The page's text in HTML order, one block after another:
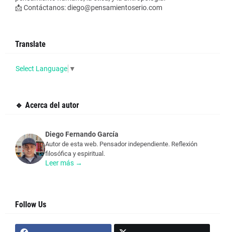
📩 Contáctanos: diego@pensamientoserio.com
Translate
Select Language ▼
🔹 Acerca del autor
Diego Fernando García
Autor de esta web. Pensador independiente. Reflexión
filosófica y espiritual.
Leer más →
Follow Us